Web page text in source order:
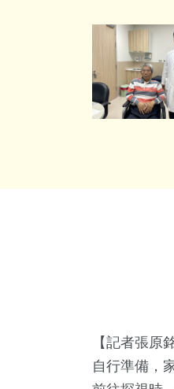
【記者張原
自行準備，